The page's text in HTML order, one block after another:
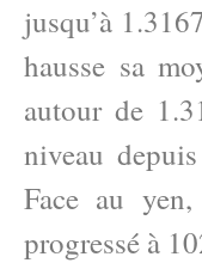
jusqu’à
hausse sa
autour de
niveau
Face au
progressé à